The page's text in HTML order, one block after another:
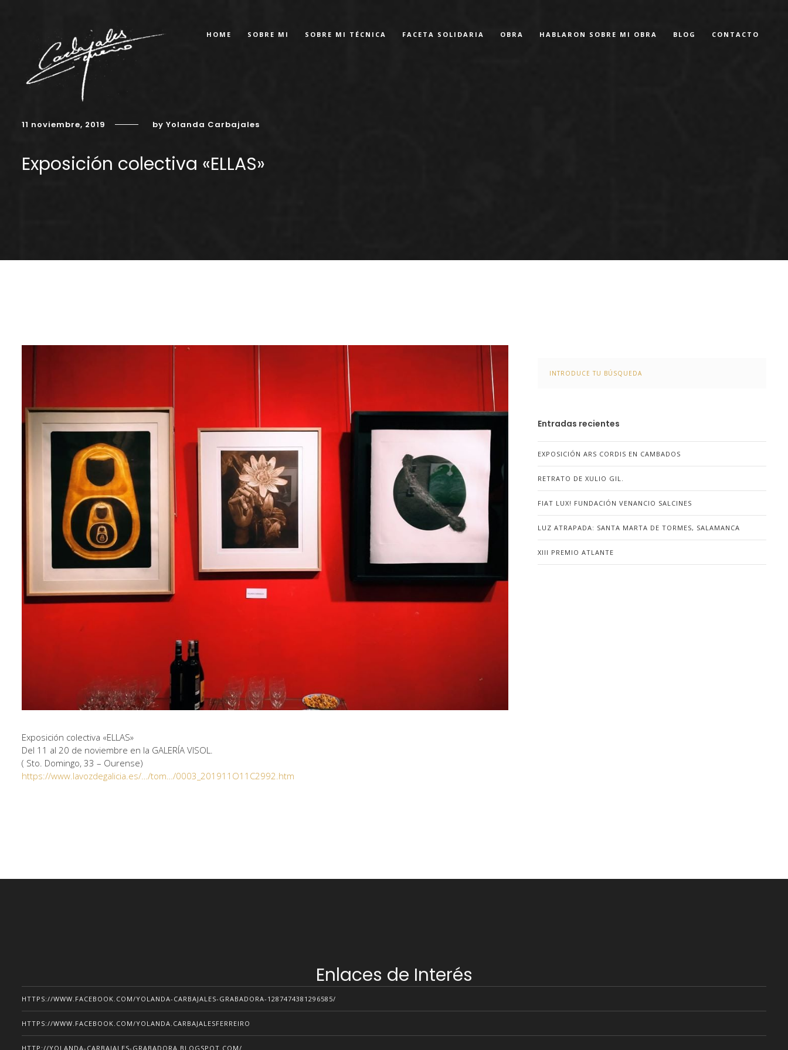
HOME SOBRE MI SOBRE MI TÉCNICA FACETA SOLIDARIA OBRA HABLARON SOBRE MI OBRA BLOG CONTACTO
11 noviembre, 2019 by Yolanda Carbajales
Exposición colectiva «ELLAS»
Exposición colectiva «ELLAS»
Del 11 al 20 de noviembre en la GALERÍA VISOL.
( Sto. Domingo, 33 – Ourense)
https://www.lavozdegalicia.es/…/tom…/0003_201911O11C2992.htm
Entradas recientes
EXPOSICIÓN ARS CORDIS EN CAMBADOS
RETRATO DE XULIO GIL.
FIAT LUX! FUNDACIÓN VENANCIO SALCINES
LUZ ATRAPADA: SANTA MARTA DE TORMES, SALAMANCA
XIII PREMIO ATLANTE
Enlaces de Interés
HTTPS://WWW.FACEBOOK.COM/YOLANDA-CARBAJALES-GRABADORA-1287474381296585/
HTTPS://WWW.FACEBOOK.COM/YOLANDA.CARBAJALESFERREIRO
HTTP://YOLANDA-CARBAJALES-GRABADORA.BLOGSPOT.COM/